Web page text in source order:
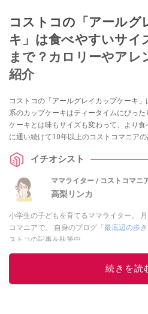
コストコの「アールグ
キ」は食べやすいサイ
まで？カロリーやアレ
紹介
コストコの「アールグレイカップケーキ
系のカップケーキはティータイムにぴっ
ケーキとは味もサイズも変わって、より
に通い続けて10年以上のコストコマニア
イチオシスト
ママライター / コストコマニ
高梨リンカ
小学生の子どもを育てるママライター。
コマニアで、 自身のブログ 「最底辺の歩き
ストコの記事を執筆中。
この
続きを読